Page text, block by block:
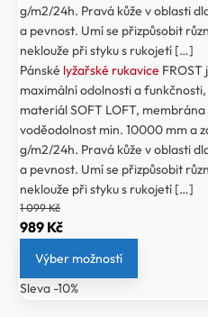
g/m2/24h. Pravá kůže v oblasti
a pevnost. Umí se přizpůsobit
neklouže při styku s rukojetí […]
Pánské lyžařské rukavice FROST
maximální odolnosti a
materiál SOFT LOFT,
voděodolnost min. 10000 mm a
g/m2/24h. Pravá kůže v oblasti
a pevnost. Umí se přizpůsobit
neklouže při styku s rukojetí […]
1 099Kč
Původní
cena
byla:
1
989 KčAktuální
cena
989 Kč.
Výber možností
Sleva -10%